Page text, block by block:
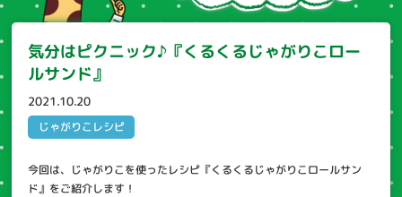
気分はピクニック♪『くるくるじゃがりこロー
ルサンド』
2021.10.20
じゃがりこレシピ
今回は、じゃがりこを使ったレシピ『くるくるじゃがりこロールサン
ド』をご紹介します！